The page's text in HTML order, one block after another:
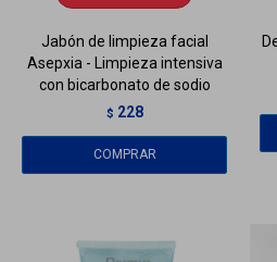
Jabón de limpieza facial
Asepxia - Limpieza intensiva
con bicarbonato de sodio
$ 228